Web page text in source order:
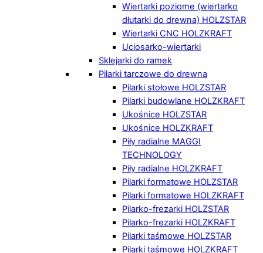
Wiertarki poziome (wiertarko
dłutarki do drewna) HOLZSTAR
Wiertarki CNC HOLZKRAFT
Uciosarko-wiertarki
Sklejarki do ramek
Pilarki tarczowe do drewna
Pilarki stołowe HOLZSTAR
Pilarki budowlane HOLZKRAFT
Ukośnice HOLZSTAR
Ukośnice HOLZKRAFT
Piły radialne MAGGI
TECHNOLOGY
Piły radialne HOLZKRAFT
Pilarki formatowe HOLZSTAR
Pilarki formatowe HOLZKRAFT
Pilarko-frezarki HOLZSTAR
Pilarko-frezarki HOLZKRAFT
Pilarki taśmowe HOLZSTAR
Pilarki taśmowe HOLZKRAFT